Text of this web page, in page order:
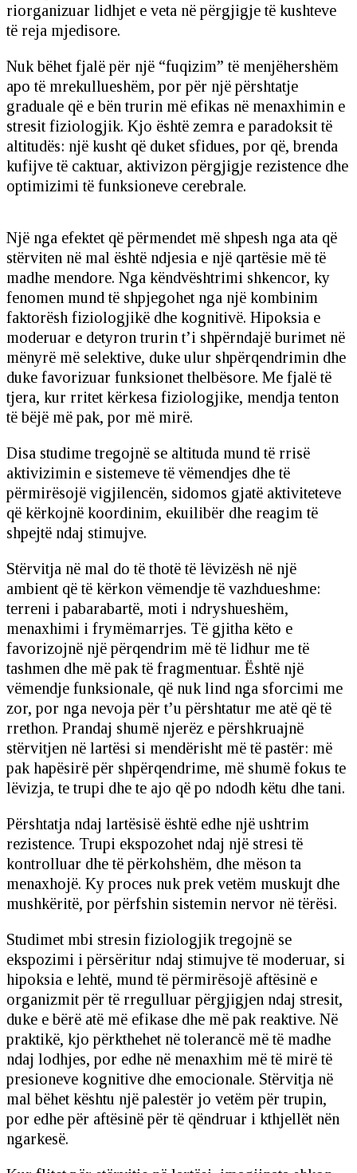
riorganizuar lidhjet e veta në përgjigje të kushteve
të reja mjedisore.
Nuk bëhet fjalë për një “fuqizim” të menjëhershëm
apo të mrekullueshëm, por për një përshtatje
graduale që e bën trurin më efikas në menaxhimin e
stresit fiziologjik. Kjo është zemra e paradoksit të
altitudës: një kusht që duket sfidues, por që, brenda
kufijve të caktuar, aktivizon përgjigje rezistence dhe
optimizimi të funksioneve cerebrale.
Një nga efektet që përmendet më shpesh nga ata që
stërviten në mal është ndjesia e një qartësie më të
madhe mendore. Nga këndvështrimi shkencor, ky
fenomen mund të shpjegohet nga një kombinim
faktorësh fiziologjikë dhe kognitivë. Hipoksia e
moderuar e detyron trurin t’i shpërndajë burimet në
mënyrë më selektive, duke ulur shpërqendrimin dhe
duke favorizuar funksionet thelbësore. Me fjalë të
tjera, kur rritet kërkesa fiziologjike, mendja tenton
të bëjë më pak, por më mirë.
Disa studime tregojnë se altituda mund të rrisë
aktivizimin e sistemeve të vëmendjes dhe të
përmirësojë vigjilencën, sidomos gjatë aktiviteteve
që kërkojnë koordinim, ekuilibër dhe reagim të
shpejtë ndaj stimujve.
Stërvitja në mal do të thotë të lëvizësh në një
ambient që të kërkon vëmendje të vazhdueshme:
terreni i pabarabartë, moti i ndryshueshëm,
menaxhimi i frymëmarrjes. Të gjitha këto e
favorizojnë një përqendrim më të lidhur me të
tashmen dhe më pak të fragmentuar. Është një
vëmendje funksionale, që nuk lind nga sforcimi me
zor, por nga nevoja për t’u përshtatur me atë që të
rrethon. Prandaj shumë njerëz e përshkruajnë
stërvitjen në lartësi si mendërisht më të pastër: më
pak hapësirë për shpërqendrime, më shumë fokus te
lëvizja, te trupi dhe te ajo që po ndodh këtu dhe tani.
Përshtatja ndaj lartësisë është edhe një ushtrim
rezistence. Trupi ekspozohet ndaj një stresi të
kontrolluar dhe të përkohshëm, dhe mëson ta
menaxhojë. Ky proces nuk prek vetëm muskujt dhe
mushkëritë, por përfshin sistemin nervor në tërësi.
Studimet mbi stresin fiziologjik tregojnë se
ekspozimi i përsëritur ndaj stimujve të moderuar, si
hipoksia e lehtë, mund të përmirësojë aftësinë e
organizmit për të rregulluar përgjigjen ndaj stresit,
duke e bërë atë më efikase dhe më pak reaktive. Në
praktikë, kjo përkthehet në tolerancë më të madhe
ndaj lodhjes, por edhe në menaxhim më të mirë të
presioneve kognitive dhe emocionale. Stërvitja në
mal bëhet kështu një palestër jo vetëm për trupin,
por edhe për aftësinë për të qëndruar i kthjellët nën
ngarkesë.